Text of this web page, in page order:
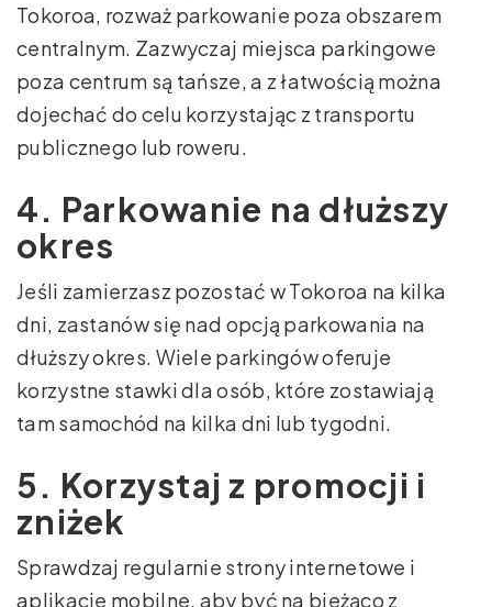
Tokoroa, rozważ parkowanie poza obszarem
centralnym. Zazwyczaj miejsca parkingowe
poza centrum są tańsze, a z łatwością można
dojechać do celu korzystając z transportu
publicznego lub roweru.
4. Parkowanie na dłuższy
okres
Jeśli zamierzasz pozostać w Tokoroa na kilka
dni, zastanów się nad opcją parkowania na
dłuższy okres. Wiele parkingów oferuje
korzystne stawki dla osób, które zostawiają
tam samochód na kilka dni lub tygodni.
5. Korzystaj z promocji i
zniżek
Sprawdzaj regularnie strony internetowe i
aplikacje mobilne, aby być na bieżąco z